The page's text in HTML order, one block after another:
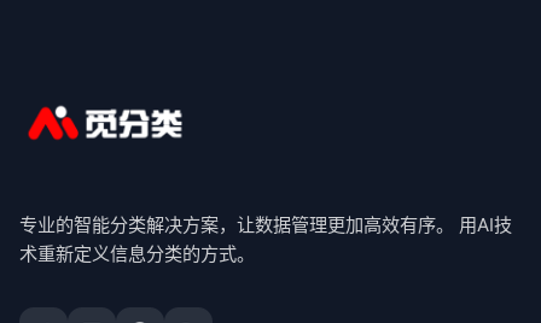
专业的智能分类解决方案，让数据管理更加高效有序。 用AI技
术重新定义信息分类的方式。